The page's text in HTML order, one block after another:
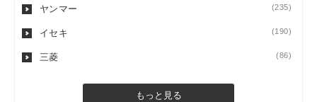
ヤンマー (235)
イセキ (190)
三菱 (86)
もっと見る